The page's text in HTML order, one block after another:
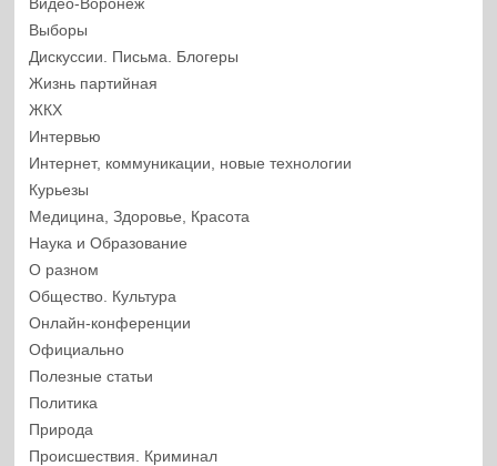
Видео-Воронеж
Выборы
Дискуссии. Письма. Блогеры
Жизнь партийная
ЖКХ
Интервью
Интернет, коммуникации, новые технологии
Курьезы
Медицина, Здоровье, Красота
Наука и Образование
О разном
Общество. Культура
Онлайн-конференции
Официально
Полезные статьи
Политика
Природа
Происшествия. Криминал